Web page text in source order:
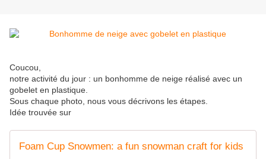
Coucou,
notre activité du jour : un bonhomme de neige réalisé avec un
gobelet en plastique.
Sous chaque photo, nous vous décrivons les étapes.
Idée trouvée sur
Foam Cup Snowmen: a fun snowman craft for kids